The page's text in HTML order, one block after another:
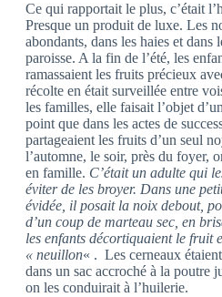
Ce qui rapportait le plus, c’était
Presque un produit de luxe. Les
abondants, dans les haies et dans
paroisse. A la fin de l’été, les
ramassaient les fruits précieux
récolte en était surveillée entre
les familles, elle faisait l’objet
point que dans les actes de
partageaient les fruits d’un seul
l’automne, le soir, près du foyer,
en famille. C’était un adulte qui
éviter de les broyer. Dans une
évidée, il posait la noix debout,
d’un coup de marteau sec, en
les enfants décortiquaient le fruit
« neuillon« . Les cerneaux
dans un sac accroché à la poutre
on les conduirait à l’huilerie.